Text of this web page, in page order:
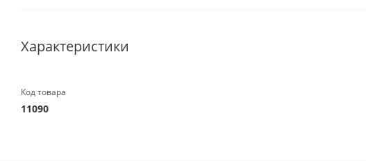
Характеристики
Код товара
11090